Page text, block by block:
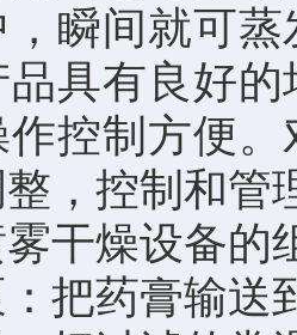
瞬间就可
具有良好
控制方便
，控制和管
燥设备的
药膏输送